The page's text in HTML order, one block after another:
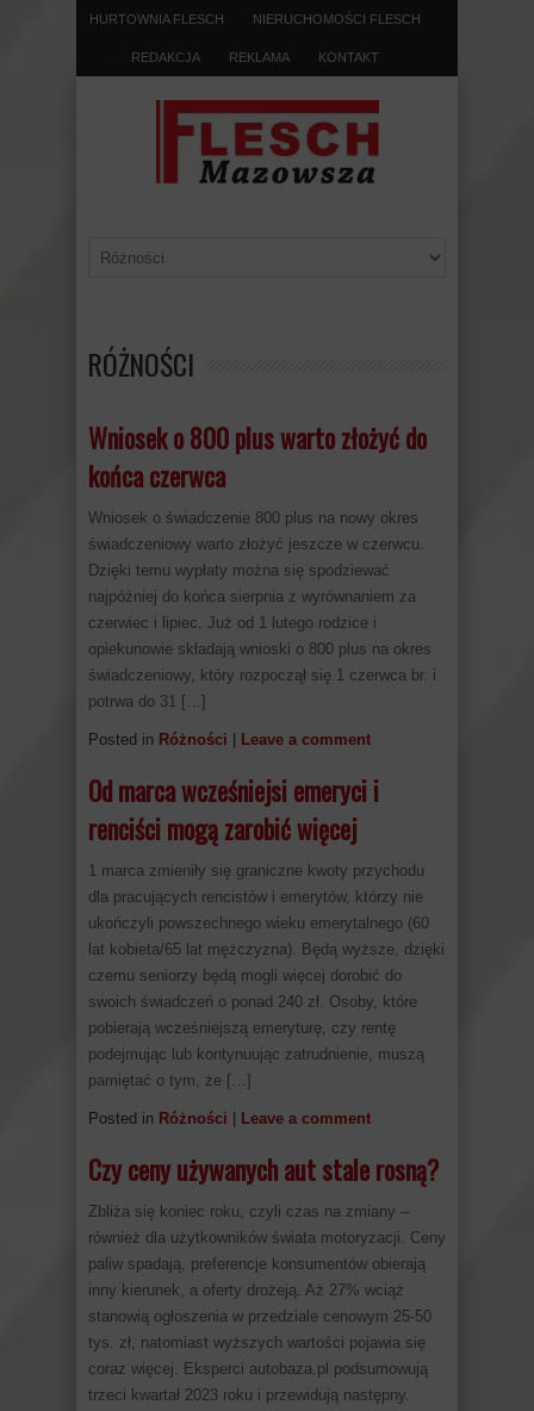
HURTOWNIA FLESCH NIERUCHOMOŚCI FLESCH
REDAKCJA REKLAMA KONTAKT
RÓŻNOŚCI
Wniosek o 800 plus warto złożyć do
końca czerwca
Wniosek o świadczenie 800 plus na nowy okres
świadczeniowy warto złożyć jeszcze w czerwcu.
Dzięki temu wypłaty można się spodziewać
najpóźniej do końca sierpnia z wyrównaniem za
czerwiec i lipiec. Już od 1 lutego rodzice i
opiekunowie składają wnioski o 800 plus na okres
świadczeniowy, który rozpoczął się 1 czerwca br. i
potrwa do 31 […]
Posted in Różności Leave a comment
Od marca wcześniejsi emeryci i
renciści mogą zarobić więcej
1 marca zmieniły się graniczne kwoty przychodu
dla pracujących rencistów i emerytów, którzy nie
ukończyli powszechnego wieku emerytalnego (60
lat kobieta/65 lat mężczyzna). Będą wyższe, dzięki
czemu seniorzy będą mogli więcej dorobić do
swoich świadczeń o ponad 240 zł. Osoby, które
pobierają wcześniejszą emeryturę, czy rentę
podejmując lub kontynuując zatrudnienie, muszą
pamiętać o tym, że […]
Posted in Różności Leave a comment
Czy ceny używanych aut stale rosną?
Zbliża się koniec roku, czyli czas na zmiany –
również dla użytkowników świata motoryzacji. Ceny
paliw spadają, preferencje konsumentów obierają
inny kierunek, a oferty drożeją. Aż 27% wciąż
stanowią ogłoszenia w przedziale cenowym 25-50
tys. zł, natomiast wyższych wartości pojawia się
coraz więcej. Eksperci autobaza.pl podsumowują
trzeci kwartał 2023 roku i przewidują następny.